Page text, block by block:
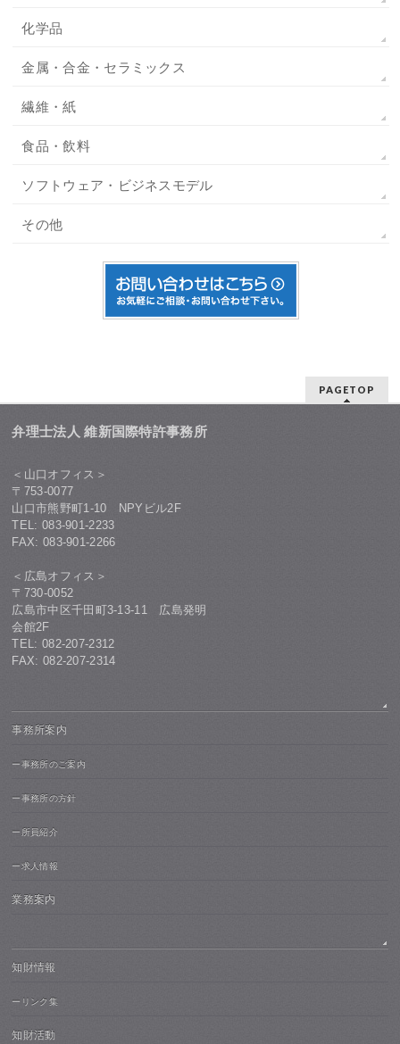
化学品
金属・合金・セラミックス
繊維・紙
食品・飲料
ソフトウェア・ビジネスモデル
その他
PAGETOP
弁理士法人 維新国際特許事務所
＜山口オフィス＞
〒753-0077
山口市熊野町1-10 NPYビル2F
TEL: 083-901-2233
FAX: 083-901-2266
＜広島オフィス＞
〒730-0052
広島市中区千田町3-13-11 広島発明
会館2F
TEL: 082-207-2312
FAX: 082-207-2314
事務所案内
ー事務所のご案内
ー事務所の方針
ー所員紹介
ー求人情報
業務案内
知財情報
ーリンク集
知財活動